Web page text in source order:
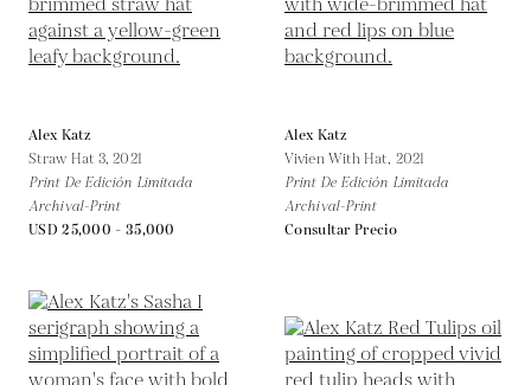
Alex Katz
Straw Hat 3,2021
Print De Edición Limitada
Archival-Print
USD 25,000 - 35,000
Alex Katz
Vivien With Hat, 2021
Print De Edición Limitada
Archival-Print
Consultar Precio